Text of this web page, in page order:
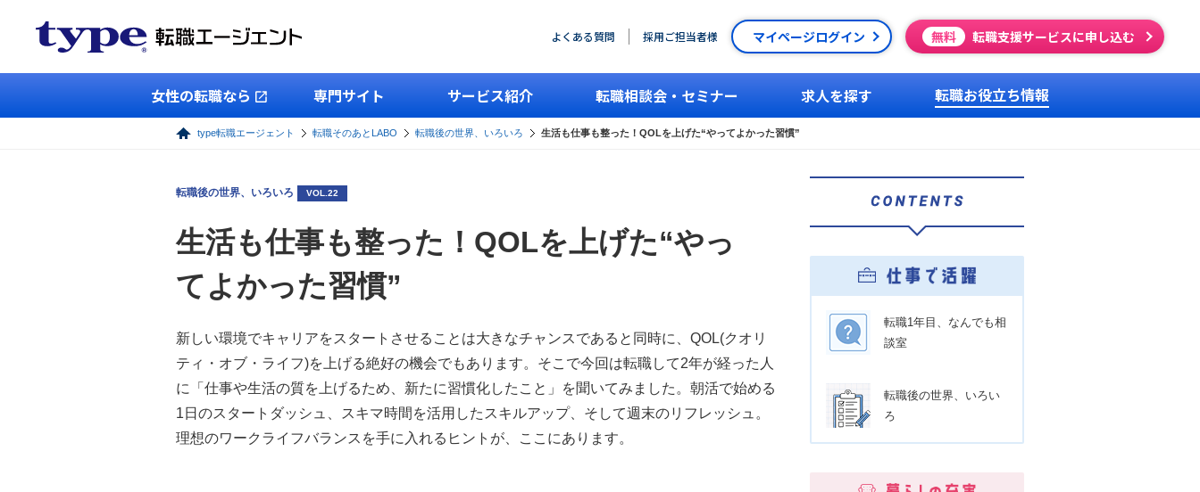
よくある質問 採用ご担当者様 マイページログイン 無料 転職支援サービスに申し込む
女性の転職なら 専門サイト サービス紹介 転職相談会・セミナー 求人を探す 転職お役立ち情報
type転職エージェント 転職そのあとLABO 転職後の世界、いろいろ 生活も仕事も整った！QOLを上げた“やってよかった習慣”
転職後の世界、いろいろ VOL.22
生活も仕事も整った！QOLを上げた“やっ
てよかった習慣”
新しい環境でキャリアをスタートさせることは大きなチャンスであると同時に、QOL(クオリ
ティ・オブ・ライフ)を上げる絶好の機会でもあります。そこで今回は転職して2年が経った人
に「仕事や生活の質を上げるため、新たに習慣化したこと」を聞いてみました。朝活で始める
1日のスタートダッシュ、スキマ時間を活用したスキルアップ、そして週末のリフレッシュ。
理想のワークライフバランスを手に入れるヒントが、ここにあります。
転職1年目、なんでも相
談室
転職後の世界、いろい
ろ